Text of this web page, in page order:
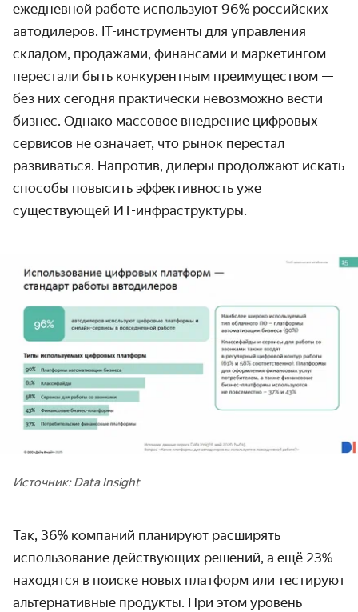
ежедневной работе используют 96% российских
автодилеров. IT-инструменты для управления
складом, продажами, финансами и маркетингом
перестали быть конкурентным преимуществом —
без них сегодня практически невозможно вести
бизнес. Однако массовое внедрение цифровых
сервисов не означает, что рынок перестал
развиваться. Напротив, дилеры продолжают искать
способы повысить эффективность уже
существующей ИТ-инфраструктуры.
Источник: Data Insight
Так, 36% компаний планируют расширять
использование действующих решений, а ещё 23%
находятся в поиске новых платформ или тестируют
альтернативные продукты. При этом уровень